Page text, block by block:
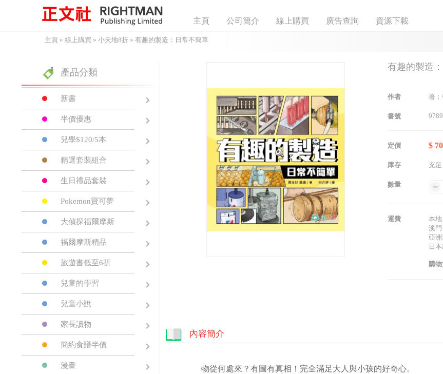
主頁 公司簡介 線上購買 廣告查詢 資源下載
主頁 » 線上購買 » 小天地8折 » 有趣的製造：日常不簡單
產品分類
新書
半價優惠
兒學$120/5本
精選套裝組合
生日禮品套裝
Pokemon寶可夢
大偵探福爾摩斯
福爾摩斯精品
旅遊書低至6折
兒童的學習
兒童小說
家長讀物
簡約食譜半價
漫畫
有趣的製造
作者 著
書號
定價 $
庫存 充足
數量
運費
本地
澳門
亞
日
購
內容簡介
物從何處來？有圖有真相！完全滿足大人與小孩的好奇心。